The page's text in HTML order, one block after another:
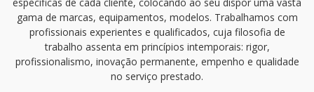
gama de marcas, equipamentos, modelos. Trabalhamos com
profissionais experientes e qualificados, cuja filosofia de
trabalho assenta em princípios intemporais: rigor,
profissionalismo, inovação permanente, empenho e qualidade
no serviço prestado.